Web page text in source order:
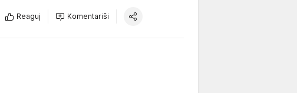
Reaguj Komentariši